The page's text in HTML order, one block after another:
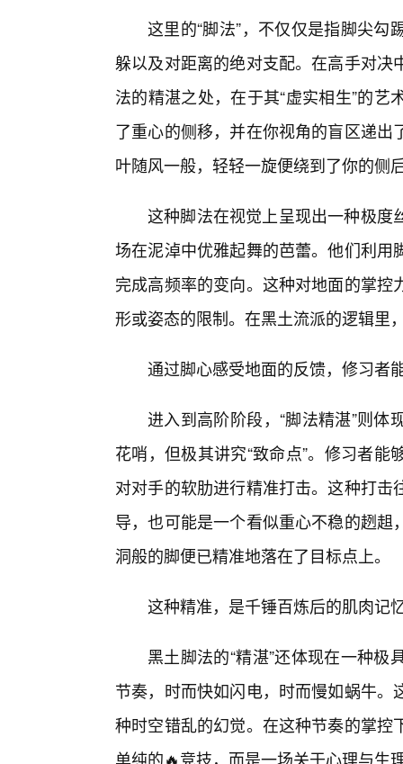
这里的“脚法”，不仅仅是指脚尖
躲以及对距离的绝对支配。在高手对
法的精湛之处，在于其“虚实相生”的
了重心的侧移，并在你视角的盲区递
叶随风一般，轻轻一旋便绕到了你的侧
这种脚法在视觉上呈现出一种极度
场在泥淖中优雅起舞的芭蕾。他们利
完成高频率的变向。这种对地面的掌
形或姿态的限制。在黑土流派的逻辑里
通过脚心感受地面的反馈，修习者
进入到高阶阶段，“脚法精湛”则
花哨，但极其讲究“致命点”。修习者
对对手的软肋进行精准打击。这种打
导，也可能是一个看似重心不稳的趔
洞般的脚便已精准地落在了目标点上。
这种精准，是千锤百炼后的肌肉记
黑土脚法的“精湛”还体现在一种
节奏，时而快如闪电，时而慢如蜗牛
种时空错乱的幻觉。在这种节奏的掌
单纯的🔥竞技，而是一场关于心理与生